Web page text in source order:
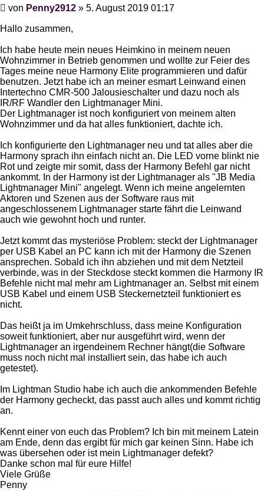
Beitrag
von Penny2912 » 5. August 2019 01:17
Hallo zusammen,
Ich habe heute mein neues Heimkino in meinem neuen
Wohnzimmer in Betrieb genommen und wollte zur Feier des
Tages meine neue Harmony Elite programmieren und dafür
benutzen. Jetzt habe ich an meiner esmart Leinwand einen
Intertechno CMR-500 Jalousieschalter und dazu noch als
IR/RF Wandler den Lightmanager Mini.
Der Lightmanager ist noch konfiguriert von meinem alten
Wohnzimmer und da hat alles funktioniert, dachte ich.
Ich konfigurierte den Lightmanager neu und tat alles aber die
Harmony sprach ihn einfach nicht an. Die LED vorne blinkt nie
Rot und zeigte mir somit, dass der Harmony Befehl gar nicht
ankommt. In der Harmony ist der Lightmanager als "JB Media
Lightmanager Mini" angelegt. Wenn ich meine angelernten
Aktoren und Szenen aus der Software raus mit
angeschlossenem Lightmanager starte fährt die Leinwand
auch wie gewohnt hoch und runter.
Jetzt kommt das mysteriöse Problem: steckt der Lightmanager
per USB Kabel an PC kann ich mit der Harmony die Szenen
ansprechen. Sobald ich ihn abziehen und mit dem Netzteil
verbinde, was in der Steckdose steckt kommen die Harmony IR
Befehle nicht mal mehr am Lightmanager an. Selbst mit einem
USB Kabel und einem USB Steckernetzteil funktioniert es
nicht.
Das heißt ja im Umkehrschluss, dass meine Konfiguration
soweit funktioniert, aber nur ausgeführt wird, wenn der
Lightmanager an irgendeinem Rechner hängt(die Software
muss noch nicht mal installiert sein, das habe ich auch
getestet).
Im Lightman Studio habe ich auch die ankommenden Befehle
der Harmony gecheckt, das passt auch alles und kommt richtig
an.
Kennt einer von euch das Problem? Ich bin mit meinem Latein
am Ende, denn das ergibt für mich gar keinen Sinn. Habe ich
was übersehen oder ist mein Lightmanager defekt?
Danke schon mal für eure Hilfe!
Viele Grüße
Penny